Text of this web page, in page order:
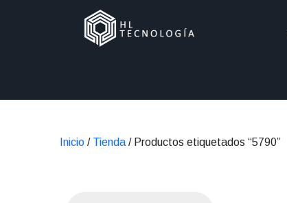
Inicio / Tienda / Productos etiquetados “5790”